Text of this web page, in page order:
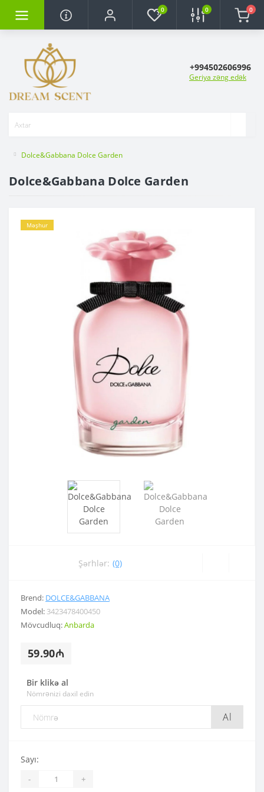
0 0 0
+994502606996
Geriya zəng edək
Dolce&Gabbana Dolce Garden
Dolce&Gabbana Dolce Garden
Məşhur
Şərhlər: (0)
Brend: DOLCE&GABBANA
Model: 3423478400450
Mövcudluq:Anbarda
59.90₼
Bir klikə al
Nömrənizi daxil edin
Al
Sayı:
- +